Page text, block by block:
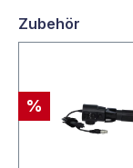
Zubehör
%